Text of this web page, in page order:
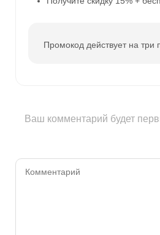
Промокод действует на три
Ваш комментарий будет